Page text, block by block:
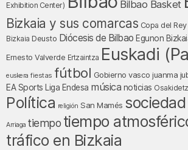
Exhibition Center) Bilbao Basket
Bizkaia y sus comarcas Copa del Rey
Bizkaia Deusto Diócesis de Bilbao Egunon
Ernesto Valverde Ertzaintza Euskadi
euskera fiestas fútbol Gobierno vasco juanma
EA Sports Liga Endesa música noticias
Política religión San Mamés sociedad
Arriaga tiempo tiempo
tráfico en Bizkaia